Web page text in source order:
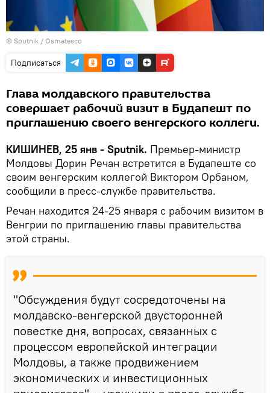
© Sputnik / Osmatesco
Подписаться
Глава молдавского правительства
совершает рабочий визит в Будапешт по
приглашению своего венгерского коллеги.
КИШИНЕВ, 25 янв - Sputnik. Премьер-министр
Молдовы Дорин Речан встретится в Будапеште со
своим венгерским коллегой Виктором Орбаном,
сообщили в пресс-службе правительства.
Речан находится 24-25 января с рабочим визитом в
Венгрии по приглашению главы правительства
этой страны.
"Обсуждения будут сосредоточены на
молдавско-венгерской двусторонней
повестке дня, вопросах, связанных с
процессом европейской интеграции
Молдовы, а также продвижением
экономических и инвестиционных